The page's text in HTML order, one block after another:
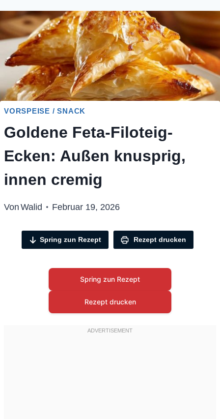
VORSPEISE / SNACK
Goldene Feta-Filoteig-
Ecken: Außen knusprig,
innen cremig
Von Walid Februar 19, 2026
Spring zun Rezept Rezept drucken
Spring zun Rezept
Rezept drucken